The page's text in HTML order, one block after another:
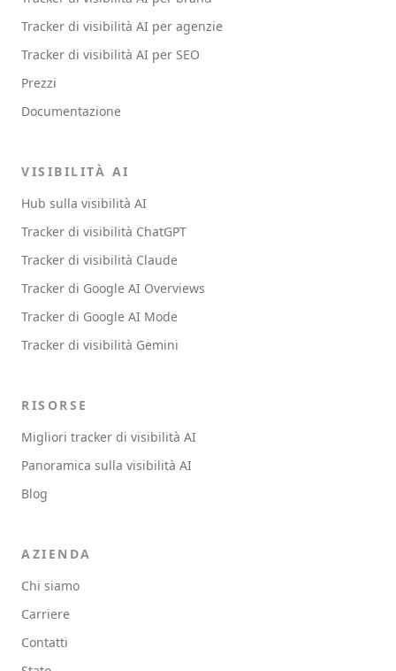
Tracker di visibilità AI per agenzie
Tracker di visibilità AI per SEO
Prezzi
Documentazione
VISIBILITÀ AI
Hub sulla visibilità AI
Tracker di visibilità ChatGPT
Tracker di visibilità Claude
Tracker di Google AI Overviews
Tracker di Google AI Mode
Tracker di visibilità Gemini
RISORSE
Migliori tracker di visibilità AI
Panoramica sulla visibilità AI
Blog
AZIENDA
Chi siamo
Carriere
Contatti